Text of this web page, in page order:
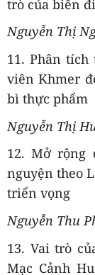
trò của biến
Nguyễn Thị
11. Phân
viên Khmer
bì thực phẩm
Nguyễn Thị
12. Mở rộng
nguyện theo
triển vọng
Nguyễn Thu
13. Vai trò
Mạc Cảnh